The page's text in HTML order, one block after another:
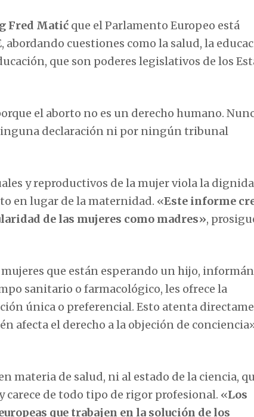
Fred Matić que el Parlamento Europeo está
cuestiones como la salud, la
que son poderes legislativos de los
el aborto no es un derecho humano.
declaración ni por ningún tribunal
y reproductivos de la mujer viola la
en lugar de la maternidad. «Este informe
de las mujeres como madres»,
que están esperando un hijo,
sanitario o farmacológico, les ofrece la
única o preferencial. Esto atenta
afecta el derecho a la objeción de
materia de salud, ni al estado de la ciencia,
de todo tipo de rigor profesional. «Los
que trabajen en la solución de los